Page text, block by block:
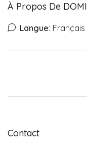
À Propos De
Langue: Français
Contact